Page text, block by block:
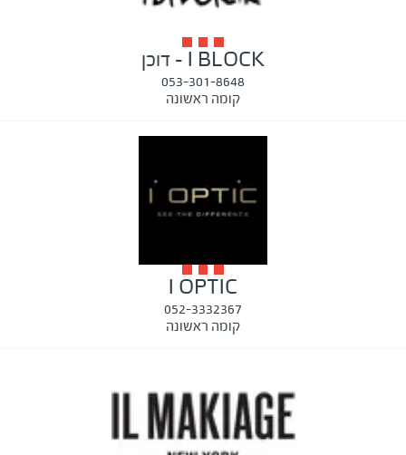
I BLOCK - דוכן
053-301-8648
קומה ראשונה
I OPTIC
052-3332367
קומה ראשונה